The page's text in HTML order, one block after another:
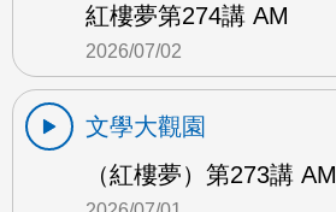
紅樓夢第274講 AM
2026/07/02
文學大觀園
（紅樓夢）第273講 AM